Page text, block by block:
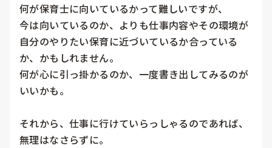
何が保育士に向いているかって難しいですが、
今は向いているのか、よりも仕事内容やその環境が
自分のやりたい保育に近づいているか合っている
か、かもしれません。
何が心に引っ掛かるのか、一度書き出してみるのが
いいかも。
それから、仕事に行けていらっしゃるのであれば、
無理はなさらずに。